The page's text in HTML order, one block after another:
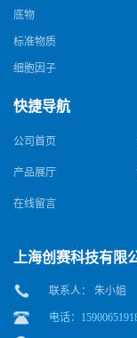
底物
标准物质
细胞因子
快捷导航
公司首页
产品展厅
在线留言
上海创赛科技有限
联系人： 朱小姐
电话：